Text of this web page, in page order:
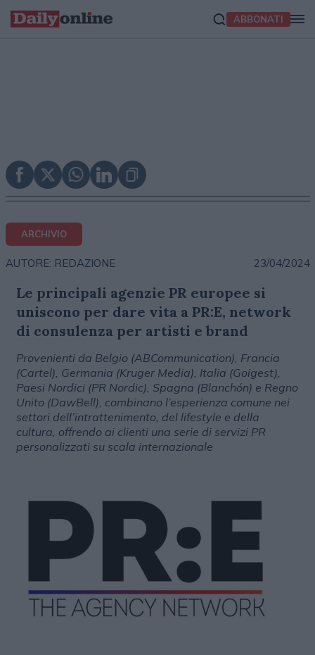
ABBONATI
ARCHIVIO
AUTORE: REDAZIONE 23/04/2024
Le principali agenzie PR europee si
uniscono per dare vita a PR:E, network
di consulenza per artisti e brand
Provenienti da Belgio (ABCommunication), Francia
(Cartel), Germania (Kruger Media), Italia (Goigest),
Paesi Nordici (PR Nordic), Spagna (Blanchón) e Regno
Unito (DawBell), combinano l’esperienza comune nei
settori dell’intrattenimento, del lifestyle e della
cultura, offrendo ai clienti una serie di servizi PR
personalizzati su scala internazionale